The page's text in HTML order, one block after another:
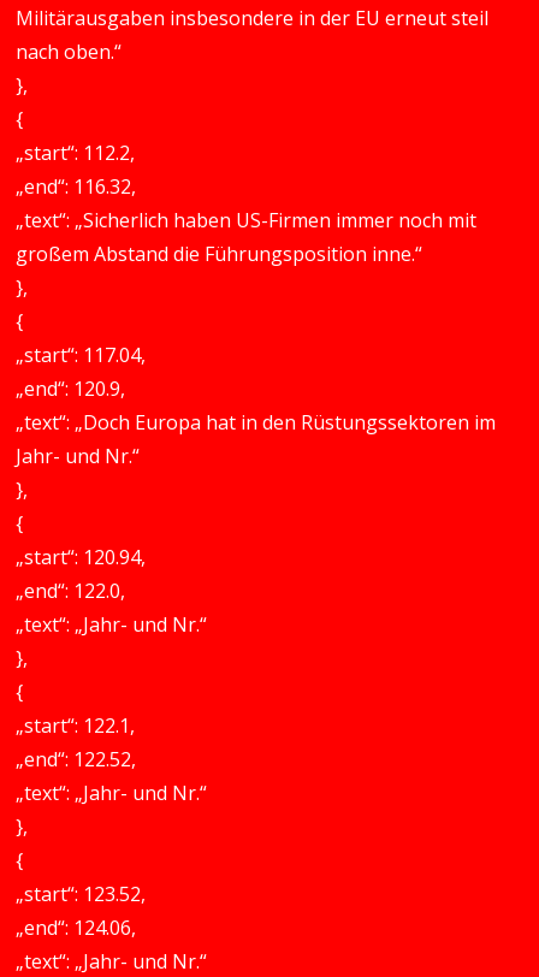
Militärausgaben insbesondere in der EU erneut steil
nach oben.“
},
{
„start“: 112.2,
„end“: 116.32,
„text“: „Sicherlich haben US-Firmen immer noch mit
großem Abstand die Führungsposition inne.“
},
{
„start“: 117.04,
„end“: 120.9,
„text“: „Doch Europa hat in den Rüstungssektoren im
Jahr- und Nr.“
},
{
„start“: 120.94,
„end“: 122.0,
„text“: „Jahr- und Nr.“
},
{
„start“: 122.1,
„end“: 122.52,
„text“: „Jahr- und Nr.“
},
{
„start“: 123.52,
„end“: 124.06,
„text“: „Jahr- und Nr.“